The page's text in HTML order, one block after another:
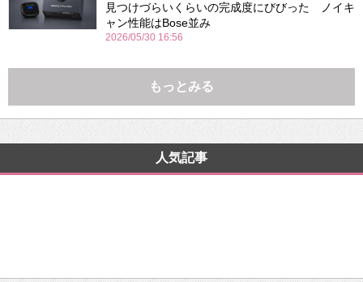
見つけづらいくらいの完成度にびびった ノイキ
ャン性能はBose並み
2026/05/30 16:56
もっとみる
人気記事